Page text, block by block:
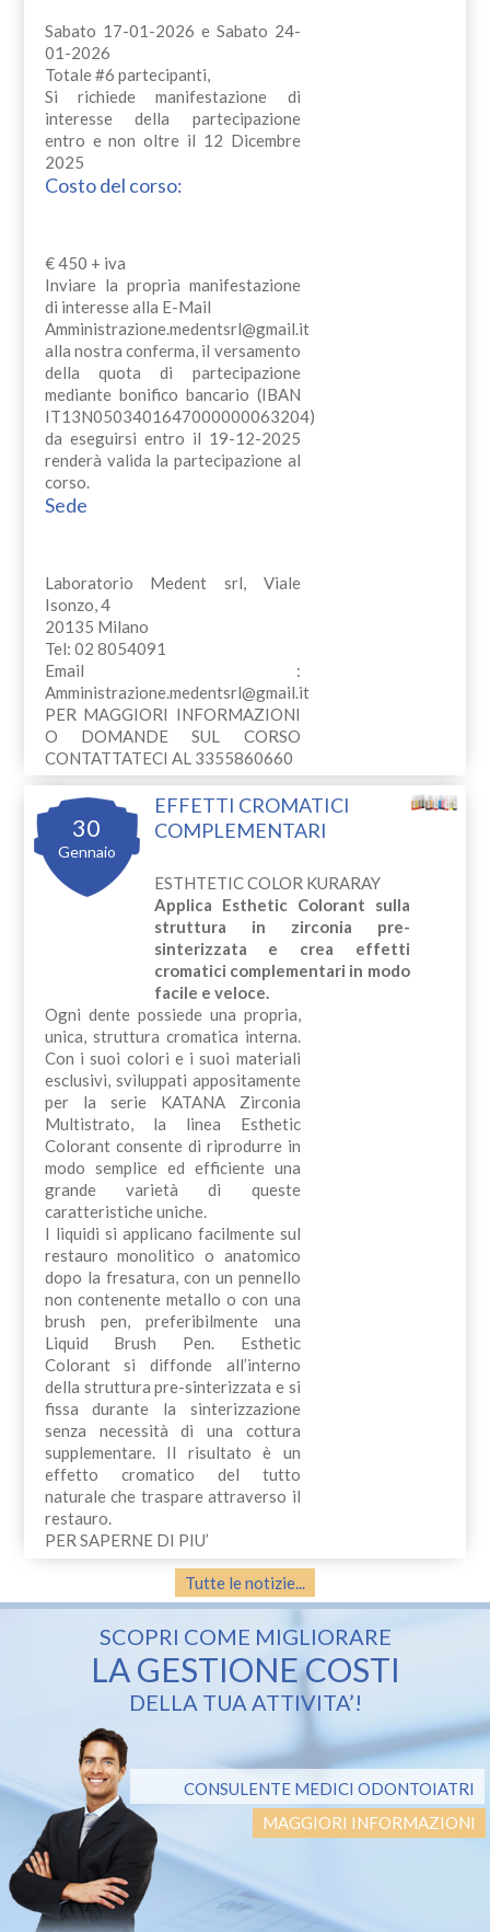
Sabato 17-01-2026 e Sabato 24-
01-2026
Totale #6 partecipanti,
Si richiede manifestazione di
interesse della partecipazione
entro e non oltre il 12 Dicembre
2025
Costo del corso:
€ 450 + iva
Inviare la propria manifestazione
di interesse alla E-Mail
Amministrazione.medentsrl@gmail.it
alla nostra conferma, il versamento
della quota di partecipazione
mediante bonifico bancario (IBAN
IT13N0503401647000000063204)
da eseguirsi entro il 19-12-2025
renderà valida la partecipazione al
corso.
Sede
Laboratorio Medent srl, Viale
Isonzo, 4
20135 Milano
Tel: 02 8054091
Email :
Amministrazione.medentsrl@gmail.it
PER MAGGIORI INFORMAZIONI
O DOMANDE SUL CORSO
CONTATTATECI AL 3355860660
30
Gennaio
EFFETTI CROMATICI
COMPLEMENTARI
ESTHTETIC COLOR KURARAY
Applica Esthetic Colorant sulla
struttura in zirconia pre-
sinterizzata e crea effetti
cromatici complementari in modo
facile e veloce.
Ogni dente possiede una propria,
unica, struttura cromatica interna.
Con i suoi colori e i suoi materiali
esclusivi, sviluppati appositamente
per la serie KATANA Zirconia
Multistrato, la linea Esthetic
Colorant consente di riprodurre in
modo semplice ed efficiente una
grande varietà di queste
caratteristiche uniche.
I liquidi si applicano facilmente sul
restauro monolitico o anatomico
dopo la fresatura, con un pennello
non contenente metallo o con una
brush pen, preferibilmente una
Liquid Brush Pen. Esthetic
Colorant si diffonde all’interno
della struttura pre-sinterizzata e si
fissa durante la sinterizzazione
senza necessità di una cottura
supplementare. Il risultato è un
effetto cromatico del tutto
naturale che traspare attraverso il
restauro.
PER SAPERNE DI PIU’
Tutte le notizie...
SCOPRI COME MIGLIORARE
LA GESTIONE COSTI
DELLA TUA ATTIVITA’!
CONSULENTE MEDICI ODONTOIATRI
MAGGIORI INFORMAZIONI